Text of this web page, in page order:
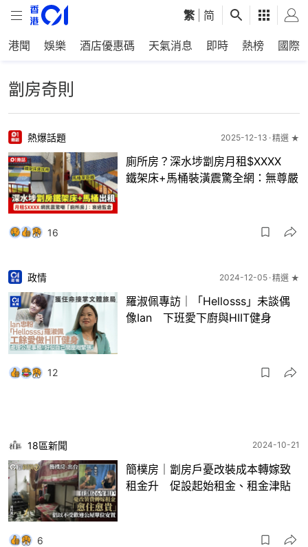
繁 简
港聞 娛樂 酒店優惠碼 天氣消息 即時 熱榜 國際
劏房奇則
熱爆話題 2025-12-13 精選 ★
廁所房？深水埗劏房月租$XXXX
鐵架床+馬桶裝潢震驚全網：無尊嚴
16
政情 2024-12-05 精選 ★
羅淑佩專訪｜「Hellosss」未談偶
像Ian 下班愛下廚與HIIT健身
12
18區新聞 2024-10-21
簡樸房｜劏房戶憂改裝成本轉嫁致
租金升 促設起始租金、租金津貼
6